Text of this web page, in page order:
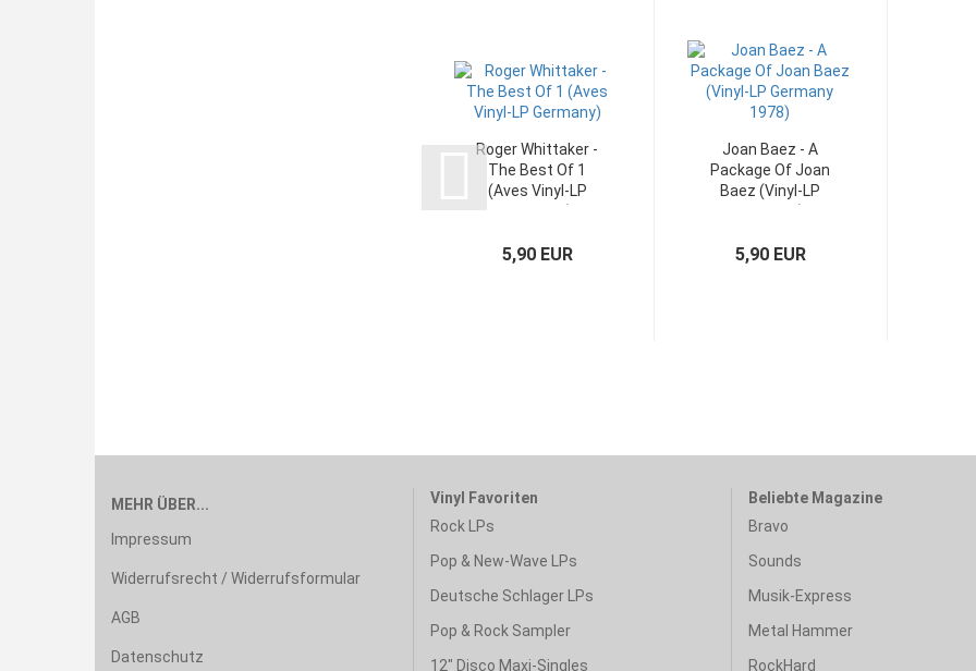
Roger Whittaker -
The Best Of 1
(Aves Vinyl-LP
5,90 EUR
Joan Baez - A
Package Of Joan
Baez (Vinyl-LP
5,90 EUR
MEHR ÜBER...
Impressum
Widerrufsrecht / Widerrufsformular
AGB
Datenschutz
Vinyl Favoriten
Rock LPs
Pop & New-Wave LPs
Deutsche Schlager LPs
Pop & Rock Sampler
12" Disco Maxi-Singles
Beliebte Magazine
Bravo
Sounds
Musik-Express
Metal Hammer
RockHard